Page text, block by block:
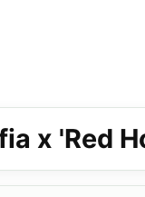
x 'Red